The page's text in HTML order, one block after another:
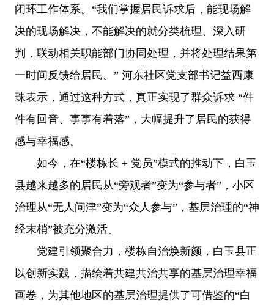
闭环工作体系。“我们掌握居民诉求后，能现场解
决的现场解决，不能解决的就分类梳理、深入研
判，联动相关职能部门协同处理，并将处理结果第
一时间反馈给居民。” 河东社区党支部书记益西康
珠表示，通过这种方式，真正实现了群众诉求 “件
件有回音、事事有着落”，大幅提升了居民的获得
感与幸福感。
如今，在“楼栋长 + 党员”模式的推动下，白玉
县越来越多的居民从“旁观者”变为“参与者”，小区
治理从“无人问津”变为“众人参与”，基层治理的“神
经末梢”被充分激活。
党建引领聚合力，楼栋自治焕新颜，白玉县正
以创新实践，描绘着共建共治共享的基层治理幸福
画卷，为其他地区的基层治理提供了可借鉴的“白